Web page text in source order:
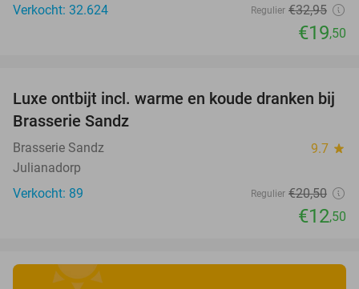
Verkocht: 32.624 Regulier €32,95
€19,50
39%
Luxe ontbijt incl. warme en koude dranken bij
Brasserie Sandz
Brasserie Sandz 9.7 star
Julianadorp
Verkocht: 89
Regulier €20,50
€12,50